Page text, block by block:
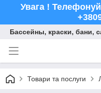
Увага !
Бассейны, краски, бани,
Товари та послуги